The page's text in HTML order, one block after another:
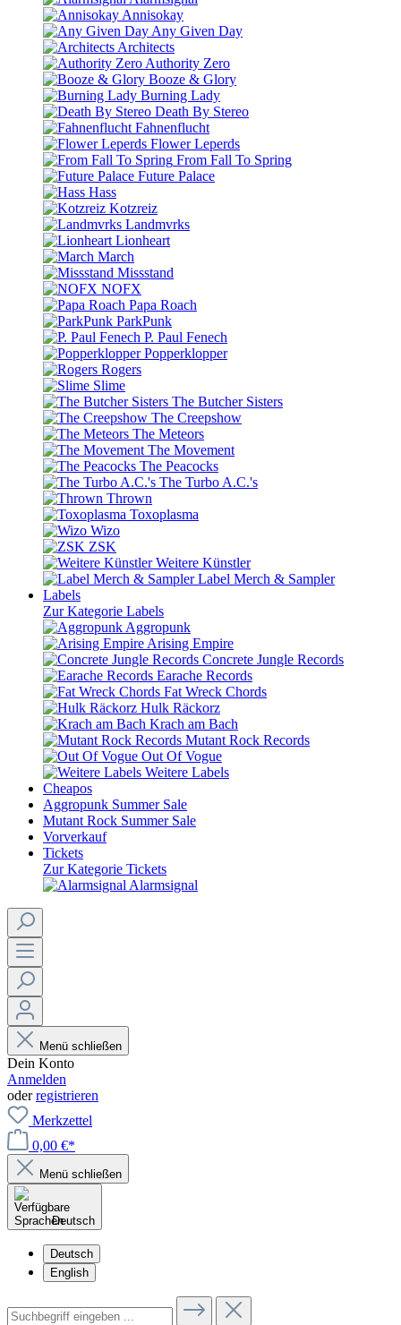
Annisokay
Any Given Day
Architects
Authority Zero
Booze & Glory
Burning Lady
Death By Stereo
Fahnenflucht
Flower Leperds
From Fall To Spring
Future Palace
Hass
Kotzreiz
Landmvrks
Lionheart
March
Missstand
NOFX
Papa Roach
ParkPunk
P. Paul Fenech
Popperklopper
Rogers
Slime
The Butcher Sisters
The Creepshow
The Meteors
The Movement
The Peacocks
The Turbo A.C.'s
Thrown
Toxoplasma
Wizo
ZSK
Weitere Künstler
Label Merch & Sampler
Labels
Zur Kategorie Labels
Aggropunk
Arising Empire
Concrete Jungle Records
Earache Records
Fat Wreck Chords
Hulk Räckorz
Krach am Bach
Mutant Rock Records
Out Of Vogue
Weitere Labels
Cheapos
Aggropunk Summer Sale
Mutant Rock Summer Sale
Vorverkauf
Tickets
Zur Kategorie Tickets
Alarmsignal
Menü schließen
Dein Konto
Anmelden
oderregistrieren
Merkzettel
0,00 €*
Menü schließen
Deutsch
Deutsch
English